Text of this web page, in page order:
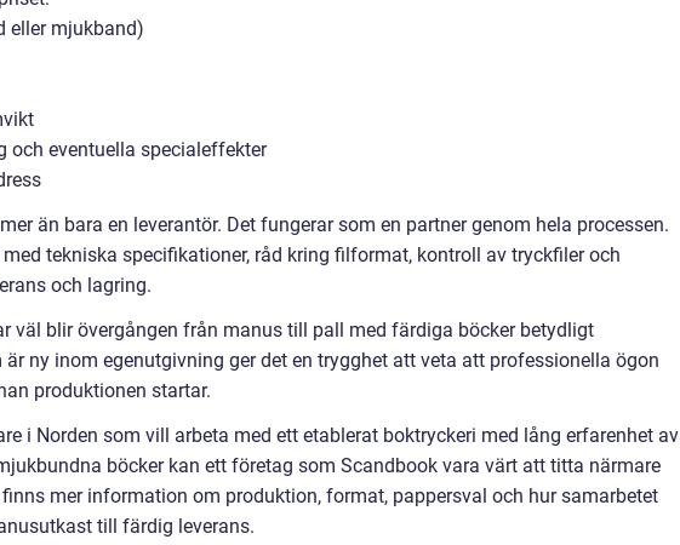
eller mjukband)
och eventuella specialeffekter
än bara en leverantör. Det fungerar som en partner genom hela processen.
tekniska specifikationer, råd kring filformat, kontroll av tryckfiler och
och lagring.
väl blir övergången från manus till pall med färdiga böcker betydligt
är ny inom egenutgivning ger det en trygghet att veta att professionella ögon
produktionen startar.
i Norden som vill arbeta med ett etablerat boktryckeri med lång erfarenhet av
böcker kan ett företag som Scandbook vara värt att titta närmare
mer information om produktion, format, pappersval och hur samarbetet
till färdig leverans.